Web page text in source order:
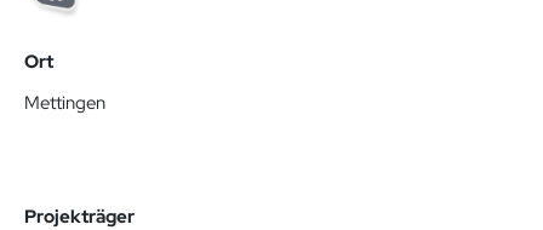
Ort
Mettingen
Projekträger